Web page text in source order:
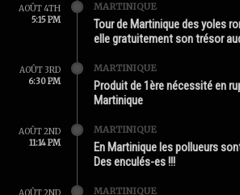
AOÛT 4TH
5:15 PM
MARTINIQUE
Tour de Martinique des yoles
elle gratuitement son trésor
AOÛT 3RD
6:30 PM
MARTINIQUE
Produit de 1ère nécessité en
Martinique
AOÛT 2ND
11:14 PM
MARTINIQUE
En Martinique les pollueurs
Des enculés-es !!!
MARTINIQUE